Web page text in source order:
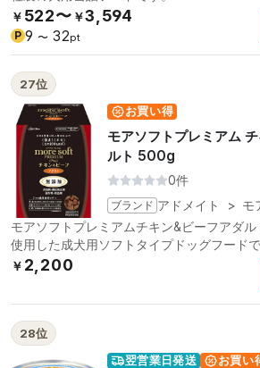
￥ 522〜 ￥3,594
P 9 〜 32pt
27位
お買い得
モアソフトプレミアム
ルト 500g
0件
ブランド アドメイト > モ
モアソフトプレミアムチキン&ビーフアダ
使用した成犬用ソフトタイプドッグフード
料・酸化防止剤・発色剤不使用。
￥ 2,200
28位
翌営業日発送 お買い